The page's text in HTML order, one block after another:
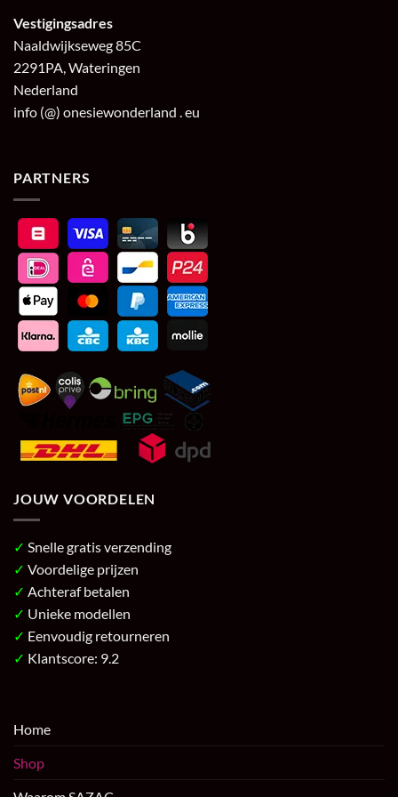
Vestigingsadres
Naaldwijkseweg 85C
2291PA, Wateringen
Nederland
info (@) onesiewonderland . eu
PARTNERS
JOUW VOORDELEN
✓ Snelle gratis verzending
✓ Voordelige prijzen
✓ Achteraf betalen
✓ Unieke modellen
✓ Eenvoudig retourneren
✓ Klantscore: 9.2
Home
Shop